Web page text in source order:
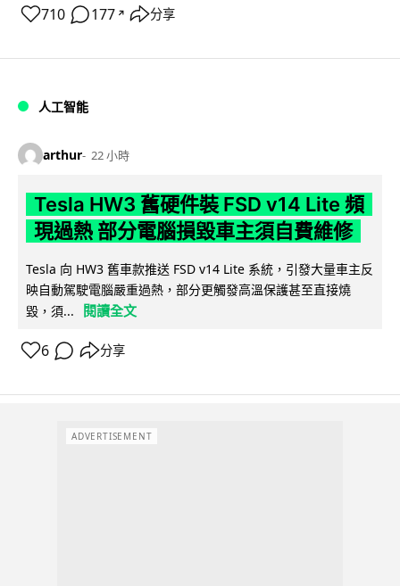
710 177 ↗ 分享
人工智能
arthur 22 小時
Tesla HW3 舊硬件裝 FSD v14 Lite 頻
現過熱 部分電腦損毀車主須自費維修
Tesla 向 HW3 舊車款推送 FSD v14 Lite 系統，引發大量車主反
映自動駕駛電腦嚴重過熱，部分更觸發高溫保護甚至直接燒
毀，須...
閱讀全文
6 分享
ADVERTISEMENT